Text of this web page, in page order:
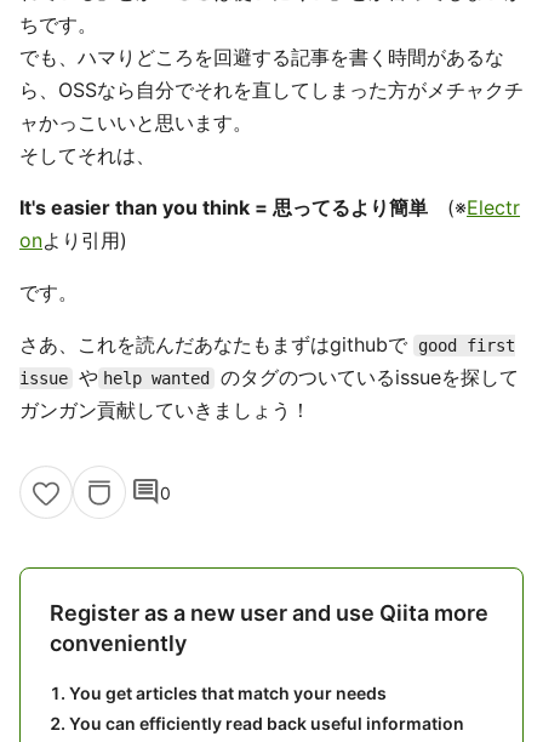
ちです。
でも、ハマりどころを回避する記事を書く時間があるな
ら、OSSなら自分でそれを直してしまった方がメチャクチ
ャかっこいいと思います。
そしてそれは、
It's easier than you think = 思ってるより簡単 (※Electr
onより引用)
です。
さあ、これを読んだあなたもまずはgithubで
good first
issue や help wanted
のタグのついているissueを探して
ガンガン貢献していきましょう！
comment0
Register as a new user and use Qiita more
conveniently
You get articles that match your needs
You can efficiently read back useful information